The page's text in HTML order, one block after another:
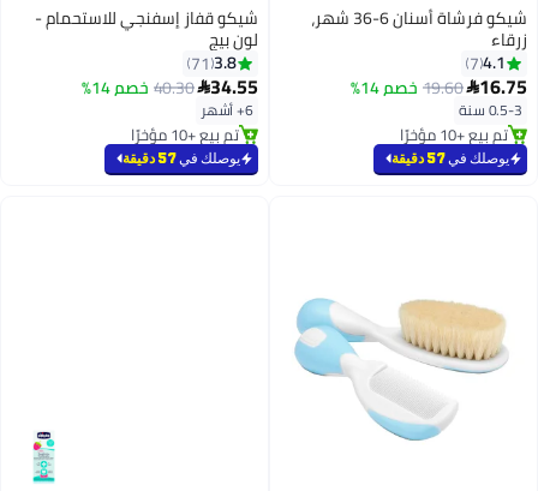
شيكو فرشاة أسنان 6-36 شهر،
زرقاء
4.1
7
16.75
19.60خصم 14%
0.5-3 سنة
تم بيع +10 مؤخرًا
تم بيع +10 مؤخرًا
يوصلك في57 دقيقة
شيكو قفاز إسفنجي للاستحمام -
لون بيج
3.8
71
34.55
40.30خصم 14%
6+ أشهر
تم بيع +10 مؤخرًا
تم بيع +10 مؤخرًا
يوصلك في57 دقيقة